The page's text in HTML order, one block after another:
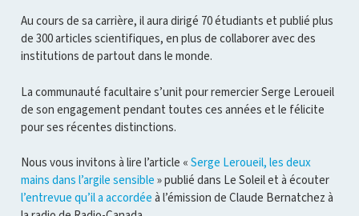
Au cours de sa carrière, il aura dirigé 70 étudiants et publié plus
de 300 articles scientifiques, en plus de collaborer avec des
institutions de partout dans le monde.
La communauté facultaire s’unit pour remercier Serge Leroueil
de son engagement pendant toutes ces années et le félicite
pour ses récentes distinctions.
Nous vous invitons à lire l’article « Serge Leroueil, les deux
mains dans l’argile sensible » publié dans Le Soleil et à écouter
l’entrevue qu’il a accordée à l’émission de Claude Bernatchez à